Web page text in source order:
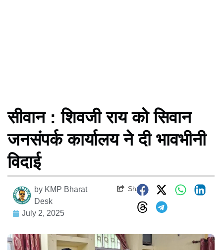
सीवान : शिवजी राय को सिवान
जनसंपर्क कार्यालय ने दी भावभीनी
विदाई
by KMP Bharat
Desk
July 2, 2025
Share